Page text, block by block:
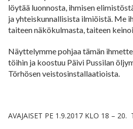
löytää luonnosta, ihmisen
ja yhteiskunnallisista ilmiöistä. Me
taiteen näkökulmasta, taiteen
Näyttelymme pohjaa tämän
töihin ja koostuu Päivi Pussilan
Törhösen veistosinstallaatioista.
AVAJAISET PE 1.9.2017 KLO 18 – 20.